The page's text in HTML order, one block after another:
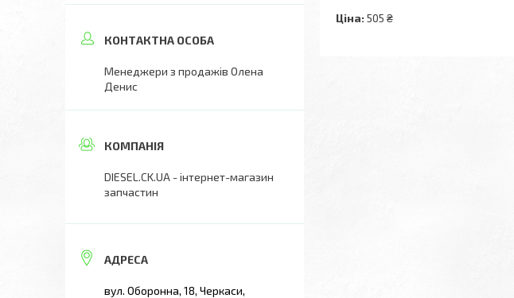
Ціна: 505 ₴
Менеджери з продажів Олена
Денис
DIESEL.CK.UA - інтернет-магазин
запчастин
вул. Оборонна, 18, Черкаси,